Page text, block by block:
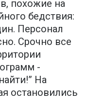
похожие на
бедствия:
Персонал
Срочно все
-
На
остановились